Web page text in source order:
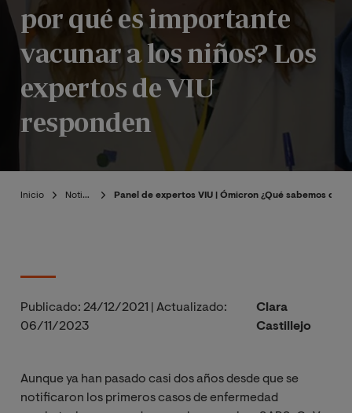
por qué es importante
vacunar a los niños? Los
expertos de VIU
responden
Inicio Noticias Panel de expertos VIU | Ómicron ¿Qué sabemos de
Publicado: 24/12/2021
Actualizado:
06/11/2023
Clara
Castillejo
Aunque ya han pasado casi dos años desde que se
notificaron los primeros casos de enfermedad